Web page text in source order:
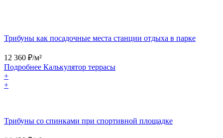
Трибуны как посадочные места станции отдыха в парке
12 360 ₽/м²
Подробнее Калькулятор террасы
+
+
Трибуны со спинками при спортивной площадке